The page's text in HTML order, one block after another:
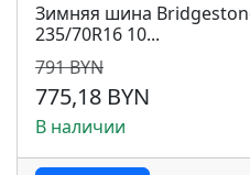
Зимняя шина
235/70R16 10...
791 BYN
775,18 BYN
В наличии